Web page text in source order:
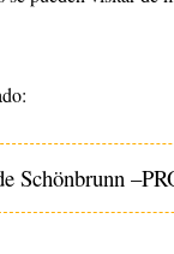
Schönbrunn –